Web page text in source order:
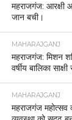
महराजगंज: आरक्षी
जान बची।
MAHARAJGANJ
महराजगंज: मिशन
वर्षीय बालिका
MAHARAJGANJ
महराजगंज महोत्सव